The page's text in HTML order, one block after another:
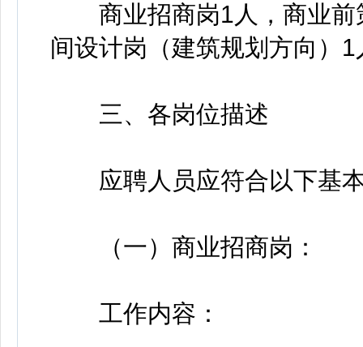
商业招商岗1人，商业前
间设计岗（建筑规划方向）1
三、各岗位描述
应聘人员应符合以下基
（一）商业招商岗：
工作内容：